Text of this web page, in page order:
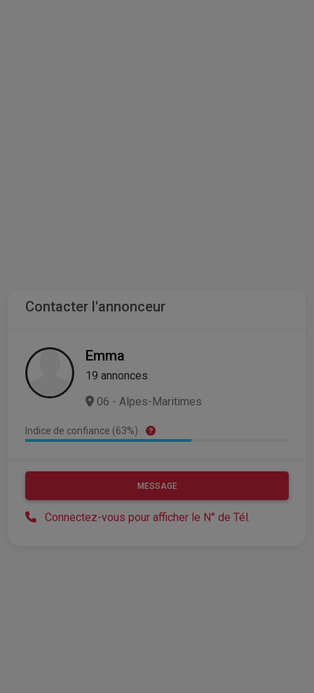
Contacter l'annonceur
Emma
19 annonces
06 - Alpes-Maritimes
Indice de confiance (63%)
MESSAGE
Connectez-vous pour afficher le N° de Tél.